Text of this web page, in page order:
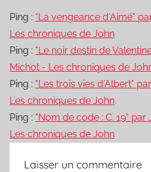
Ping : "La vengeance d'Aimé"
Les chroniques de John
Ping : "Le noir destin de
Michot - Les chroniques de
Ping : "Les trois vies d'Albert"
Les chroniques de John
Ping : "Nom de code : C. 19"
Les chroniques de John
Laisser un commentaire